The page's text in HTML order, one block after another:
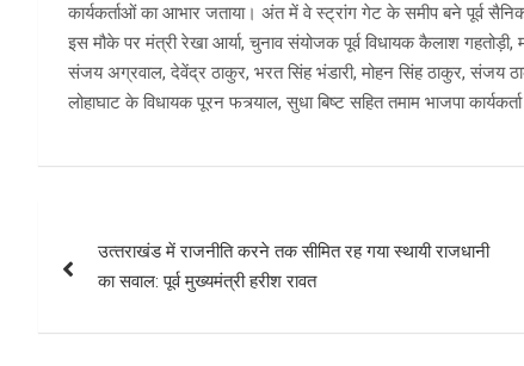
कार्यकर्ताओं का आभार जताया। अंत में वे स्ट्रांग गेट के समीप बने पूर्व
इस मौके पर मंत्री रेखा आर्या, चुनाव संयोजक पूर्व विधायक कैलाश
संजय अग्रवाल, देवेंद्र ठाकुर, भरत सिंह भंडारी, मोहन सिंह ठाकुर, संजय
लोहाघाट के विधायक पूरन फत्र्याल, सुधा बिष्ट सहित तमाम भाजपा
navigation
उत्‍तराखंड में राजनीति करने तक सीमित रह गया स्थायी राजधानी
का सवाल: पूर्व मुख्यमंत्री हरीश रावत